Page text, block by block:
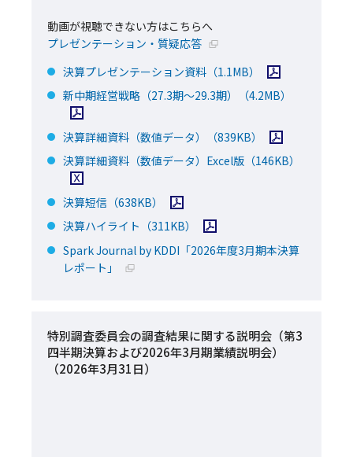
動画が視聴できない方はこちらへ
プレゼンテーション・質疑応答新規ウィンドウで開く
決算プレゼンテーション資料 （1.1MB）
PDFファイルを開
新中期経営戦略（27.3期～29.3期）
（4.2MB）
決算詳細資料（数値データ） （839KB）
PDFファイルを開
決算詳細資料（数値データ）Excel版 （146KB）
決算短信 （638KB）
PDFファイルを開く
決算ハイライト （311KB）
PDFファイルを開く
Spark Journal by KDDI「2026年度3月期本決算
レポート」
新規ウィンドウで開く
特別調査委員会の調査結果に関する説明会（第3
四半期決算および2026年3月期業績説明会）
（2026年3月31日）